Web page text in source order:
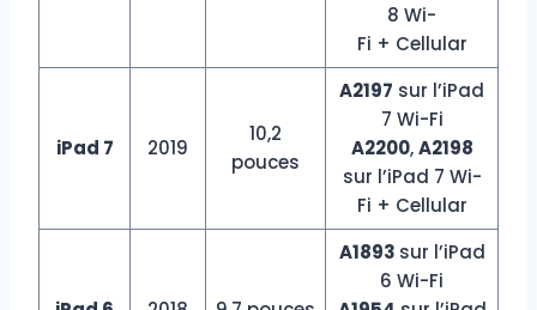
8 Wi-
Fi + Cellular
iPad 7 2019
10,2
pouces
A2197 sur l’iPad
7 Wi-Fi
A2200,A2198
sur l’iPad 7 Wi-
Fi + Cellular
A1893 sur l’iPad
6 Wi-Fi